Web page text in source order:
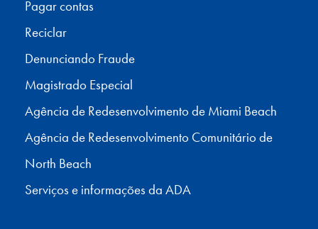
Pagar contas
Reciclar
Denunciando Fraude
Magistrado Especial
Agência de Redesenvolvimento de Miami Beach
Agência de Redesenvolvimento Comunitário de
North Beach
Serviços e informações da ADA